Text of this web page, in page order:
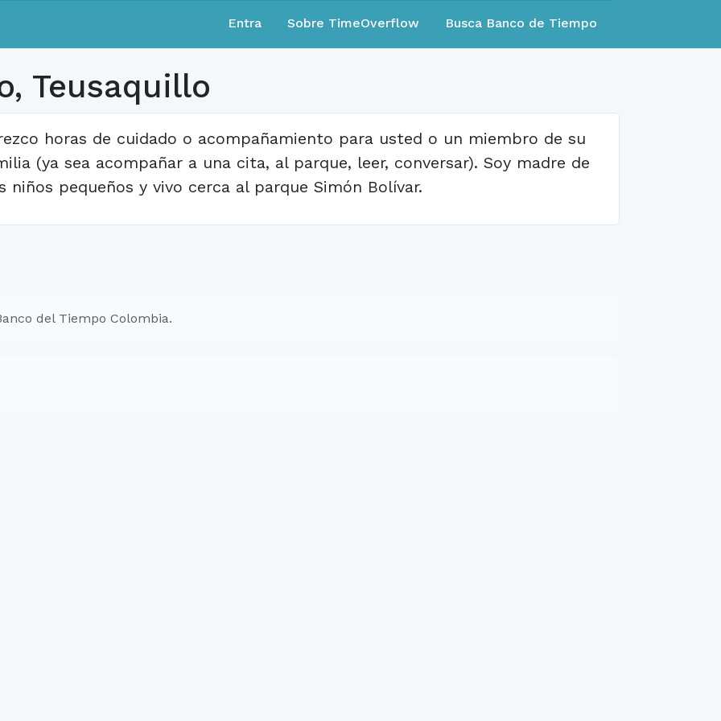
Entra Sobre TimeOverflow Busca Banco de Tiempo
Teusaquillo
horas de cuidado o acompañamiento para usted o un miembro de su
(ya sea acompañar a una cita, al parque, leer, conversar). Soy madre de
niños pequeños y vivo cerca al parque Simón Bolívar.
del Tiempo Colombia.